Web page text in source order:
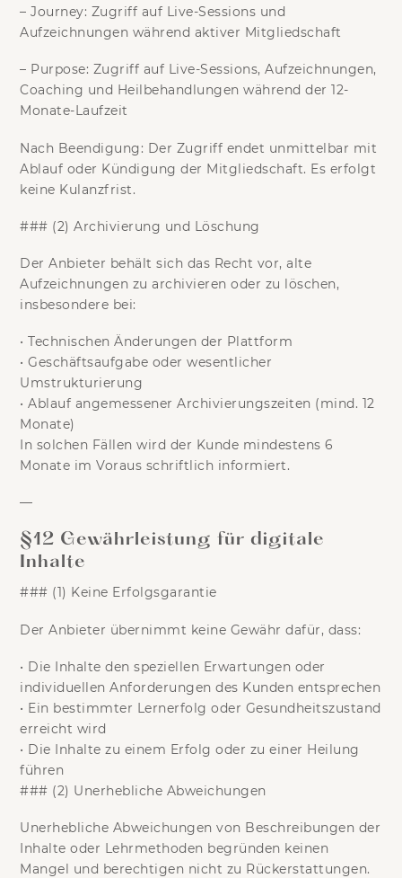
–Journey: Zugriff auf Live-Sessions und
Aufzeichnungen während aktiver Mitgliedschaft
– Purpose: Zugriff auf Live-Sessions, Aufzeichnungen,
Coaching und Heilbehandlungen während der 12-
Monate-Laufzeit
Nach Beendigung: Der Zugriff endet unmittelbar mit
Ablauf oder Kündigung der Mitgliedschaft. Es erfolgt
keine Kulanzfrist.
### (2) Archivierung und Löschung
Der Anbieter behält sich das Recht vor, alte
Aufzeichnungen zu archivieren oder zu löschen,
insbesondere bei:
•Technischen Änderungen der Plattform
•Geschäftsaufgabe oder wesentlicher
Umstrukturierung
•Ablauf angemessener Archivierungszeiten (mind. 12
Monate)
In solchen Fällen wird der Kunde mindestens6
Monate im Voraus schriftlich informiert.
—
§12 Gewährleistung für digitale
Inhalte
### (1) Keine Erfolgsgarantie
Der Anbieter übernimmt keine Gewähr dafür, dass:
• Die Inhalte den speziellen Erwartungen oder
individuellen Anforderungen des Kunden entsprechen
• Ein bestimmter Lernerfolg oder Gesundheitszustand
erreicht wird
• Die Inhalte zu einem Erfolg oder zu einer Heilung
führen
### (2) Unerhebliche Abweichungen
Unerhebliche Abweichungen von Beschreibungen der
Inhalte oder Lehrmethoden begründen keinen
Mangel und berechtigen nicht zu Rückerstattungen.